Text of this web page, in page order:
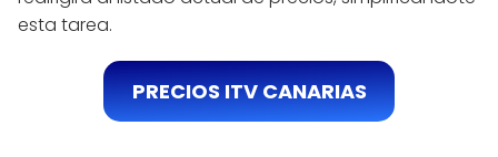
esta tarea.
PRECIOS ITV CANARIAS